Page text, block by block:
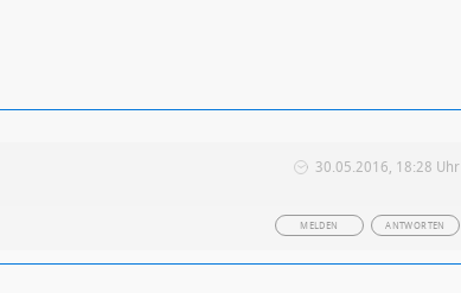
30.05.2016, 18:28 Uhr
ANTWORTEN
MELDEN